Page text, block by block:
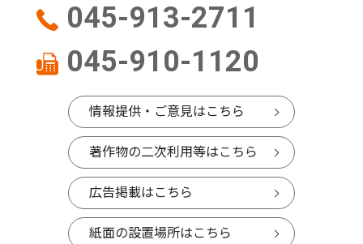
045-913-2711
045-910-1120
情報提供・ご意見はこちら
著作物の二次利用等はこちら
広告掲載はこちら
紙面の設置場所はこちら